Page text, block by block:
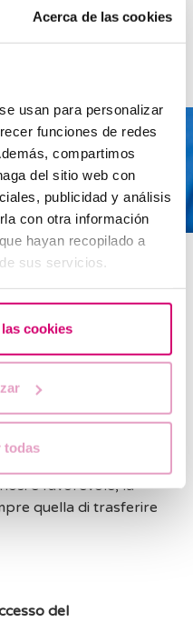
Acerca de las cookies
usan para personalizar
funciones de redes
compartimos
del sitio web con
publicidad y análisis
con otra información
hayan recopilado a
sus servicios.
cookies
todas
dei
blastocisti devono
di selezionare gli
un approccio
del numero di
viene stabilito in
è favorevole, la
quella di trasferire
del